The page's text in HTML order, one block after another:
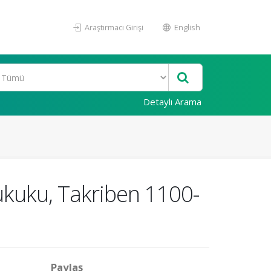
Araştırmacı Girişi English
Detaylı Arama
Takriben 1100-
Paylaş